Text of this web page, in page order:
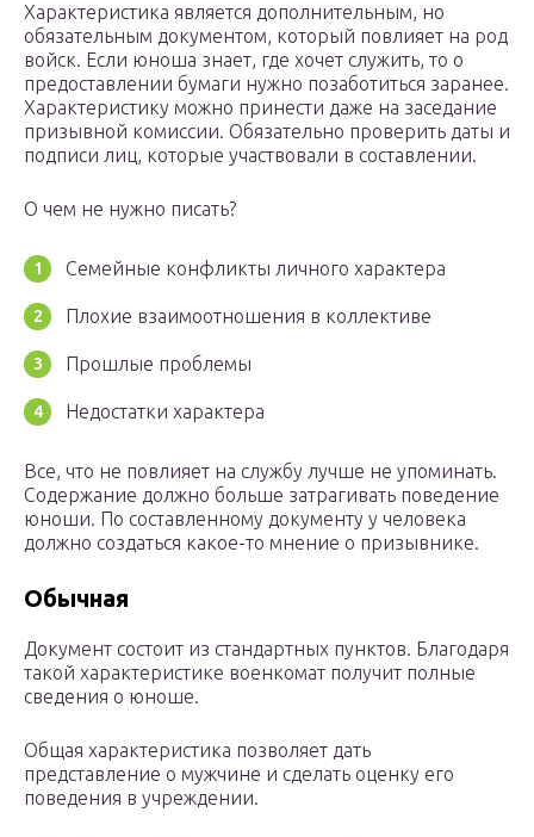
Характеристика является дополнительным, но
обязательным документом, который повлияет на род
войск. Если юноша знает, где хочет служить, то о
предоставлении бумаги нужно позаботиться заранее.
Характеристику можно принести даже на заседание
призывной комиссии. Обязательно проверить даты и
подписи лиц, которые участвовали в составлении.
О чем не нужно писать?
Семейные конфликты личного характера
Плохие взаимоотношения в коллективе
Прошлые проблемы
Недостатки характера
Все, что не повлияет на службу лучше не упоминать.
Содержание должно больше затрагивать поведение
юноши. По составленному документу у человека
должно создаться какое-то мнение о призывнике.
Обычная
Документ состоит из стандартных пунктов. Благодаря
такой характеристике военкомат получит полные
сведения о юноше.
Общая характеристика позволяет дать
представление о мужчине и сделать оценку его
поведения в учреждении.